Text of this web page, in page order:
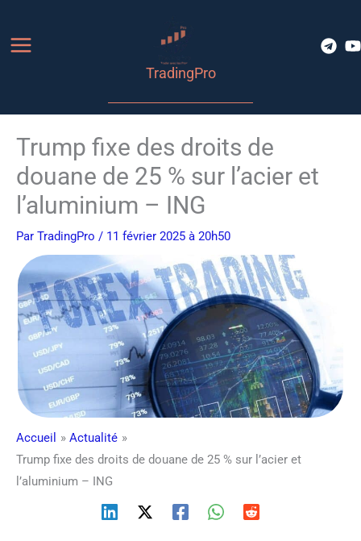
contenu
TradingPro
Trump fixe des droits de
douane de 25 % sur l’acier et
l’aluminium – ING
Par TradingPro / 11 février 2025 à 20h50
Accueil
Actualité
Trump fixe des droits de douane de 25 % sur l’acier et
l’aluminium – ING